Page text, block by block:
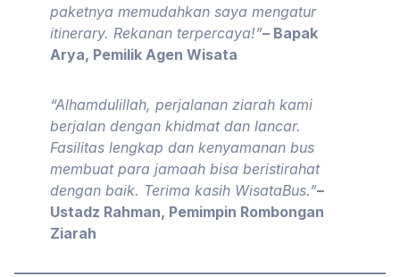
paketnya memudahkan saya mengatur
itinerary. Rekanan terpercaya!”– Bapak
Arya, Pemilik Agen Wisata
“Alhamdulillah, perjalanan ziarah kami
berjalan dengan khidmat dan lancar.
Fasilitas lengkap dan kenyamanan bus
membuat para jamaah bisa beristirahat
dengan baik. Terima kasih WisataBus.”–
Ustadz Rahman, Pemimpin Rombongan
Ziarah